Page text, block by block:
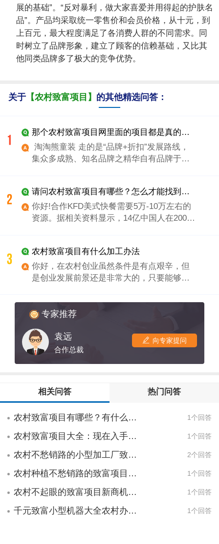
展的基础”。“反对暴利，做大家喜爱并用得起的护肤名
品”。产品均采取统一零售价和会员价格，从十元，到
上百元，最大程度满足了各消费人群的不同需求。同
时树立了品牌形象，建立了顾客的信赖基础，又比其
他同类品牌多了极大的竞争优势。
关于【农村致富项目】 的其他精选问答：
那个农村致富项目网里面的项目都是真的吗？可靠的农村致富项目应该在哪里找？
淘淘熊童装 走的是“品牌+折扣”发展路线，
集众多成熟、知名品牌之精华自有品牌于一
加折扣，一店顶二店。加盟一家淘淘熊资源
投入只需1万元以下额。
请问农村致富项目有哪些？怎么才能找到农村致富项目？农村致富项目那种项目比较好做？
你好!合作KFD美式快餐需要5万-10万左右的
资源。据相关资料显示，14亿中国人在2008
20000亿，是当之无愧的黄金产业!由此可以
看出，中国的餐饮业市场潜力是如何之大，
即使在经济危机未曾消逝、其他行业低靡之
KFD美式快餐的流程：1、 合作咨询：以电
话、传真、网上留言等方式向总部咨询合作
作申请书，确认相关事项;3、 实地考察：到
总部实地考察项目，与总部工作人员进行面
别，缴纳相关费用，确认区域经营权;6、 技
营等全方面培训，并接受考核;7、 店面装
修：总部协助合作商确认商圈及选址，以及
店面装修及布置;8、 开业筹备：领取授权
书、开业赠品，完善铺货，布置宣传物料，
进行跟踪指导及营销辅佐。
农村致富项目有什么加工办法
你好，在农村创业虽然条件是有点艰辛，但
是创业发展前景还是非常大的，只要能够有
面可以自己买一些小型的设备进行加工。
专家推荐
袁远
合作总裁
向专家提问
相关问答 热门问答
农村致富项目有哪些？有什么值得信赖的加工项目吗？ 1个回答
农村致富项目大全：现在入手赚钱还来得及！ 1个回答
农村不愁销路的小型加工厂致富项目一年挣了80多万 2个回答
农村种植不愁销路的致富项目投入少、见效快 1个回答
农村不起眼的致富项目新商机闷声赚钱别瞧不上 1个回答
千元致富小型机器大全农村办厂稳赚致富项目 1个回答